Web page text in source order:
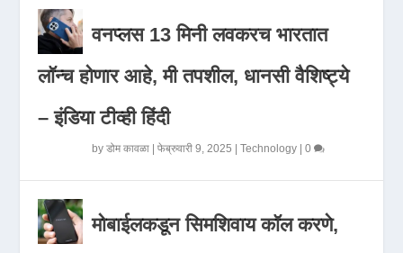
वनप्लस 13 मिनी लवकरच भारतात
लॉन्च होणार आहे, मी तपशील, धानसी वैशिष्ट्ये
– इंडिया टीव्ही हिंदी
byडोम कावळा |फेब्रुवारी 9, 2025 |Technology |0
मोबाईलकडून सिमशिवाय कॉल करणे,